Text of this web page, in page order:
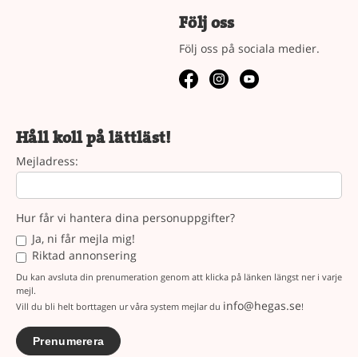
Följ oss
Följ oss på sociala medier.
Håll koll på lättläst!
Mejladress:
Hur får vi hantera dina personuppgifter?
Ja, ni får mejla mig!
Riktad annonsering
Du kan avsluta din prenumeration genom att klicka på länken längst ner i varje
mejl.
Vill du bli helt borttagen ur våra system mejlar du info@hegas.se!